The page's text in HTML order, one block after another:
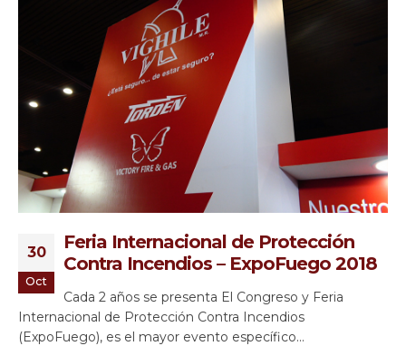
30
Oct
Feria Internacional de Protección
Contra Incendios – ExpoFuego 2018
Cada 2 años se presenta El Congreso y Feria
Internacional de Protección Contra Incendios
(ExpoFuego), es el mayor evento específico...